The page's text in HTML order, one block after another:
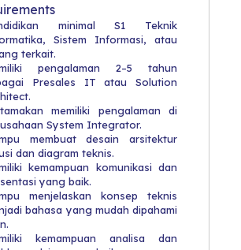
minimal S1 Teknik
Sistem Informasi, atau
terkait.
pengalaman 2–5 tahun
Presales IT atau Solution
memiliki pengalaman di
System Integrator.
membuat desain arsitektur
dan diagram teknis.
kemampuan komunikasi dan
yang baik.
menjelaskan konsep teknis
bahasa yang mudah dipahami
kemampuan analisa dan